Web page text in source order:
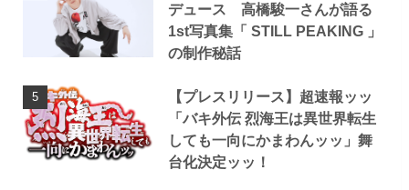
デュース 高橋駿一さんが語る
1st写真集「 STILL PEAKING 」
の制作秘話
【プレスリリース】超速報ッッ
「バキ外伝 烈海王は異世界転生
しても一向にかまわんッッ」舞
台化決定ッッ！